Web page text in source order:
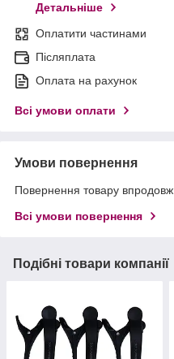
Детальніше
Оплатити частинами
Післяплата
Оплата на рахунок
Всі умови оплати
Умови повернення
Повернення товару
Всі умови повернення
Подібні товари компанії